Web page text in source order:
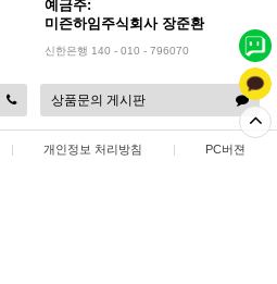
예금주:
미즌하임주식회사 장준환
신한은행 140 - 010 - 796070
상품문의 게시판
| 개인정보 처리방침 | PC버젼